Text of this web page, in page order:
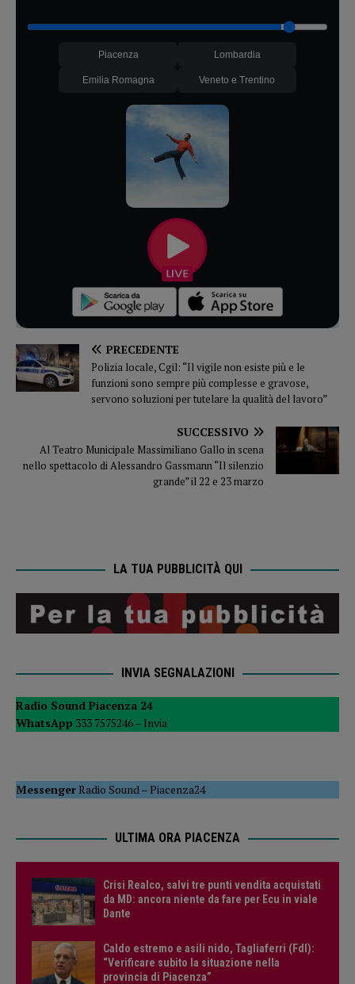
Piacenza Lombardia
Emilia Romagna Veneto e Trentino
PRECEDENTE
Polizia locale, Cgil: “Il vigile non esiste più e le
funzioni sono sempre più complesse e gravose,
servono soluzioni per tutelare la qualità del lavoro”
SUCCESSIVO
Al Teatro Municipale Massimiliano Gallo in scena
nello spettacolo di Alessandro Gassmann “Il silenzio
grande” il 22 e 23 marzo
LA TUA PUBBLICITÀ QUI
INVIA SEGNALAZIONI
Radio Sound Piacenza 24
WhatsApp 333 7575246 – Invia
MessengerRadio Sound –Piacenza24
ULTIMA ORA PIACENZA
Crisi Realco, salvi tre punti vendita acquistati
da MD: ancora niente da fare per Ecu in viale
Dante
Caldo estremo e asili nido, Tagliaferri (FdI):
“Verificare subito la situazione nella
provincia di Piacenza”